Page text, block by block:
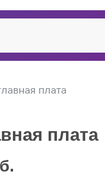
плата
плата